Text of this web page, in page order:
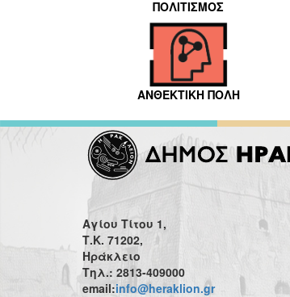
ΠΟΛΙΤΙΣΜΟΣ
ΑΝΘΕΚΤΙΚΗ ΠΟΛΗ
Αγίου Τίτου 1,
Τ.Κ. 71202,
Ηράκλειο
Τηλ.: 2813-409000
email:info@heraklion.gr